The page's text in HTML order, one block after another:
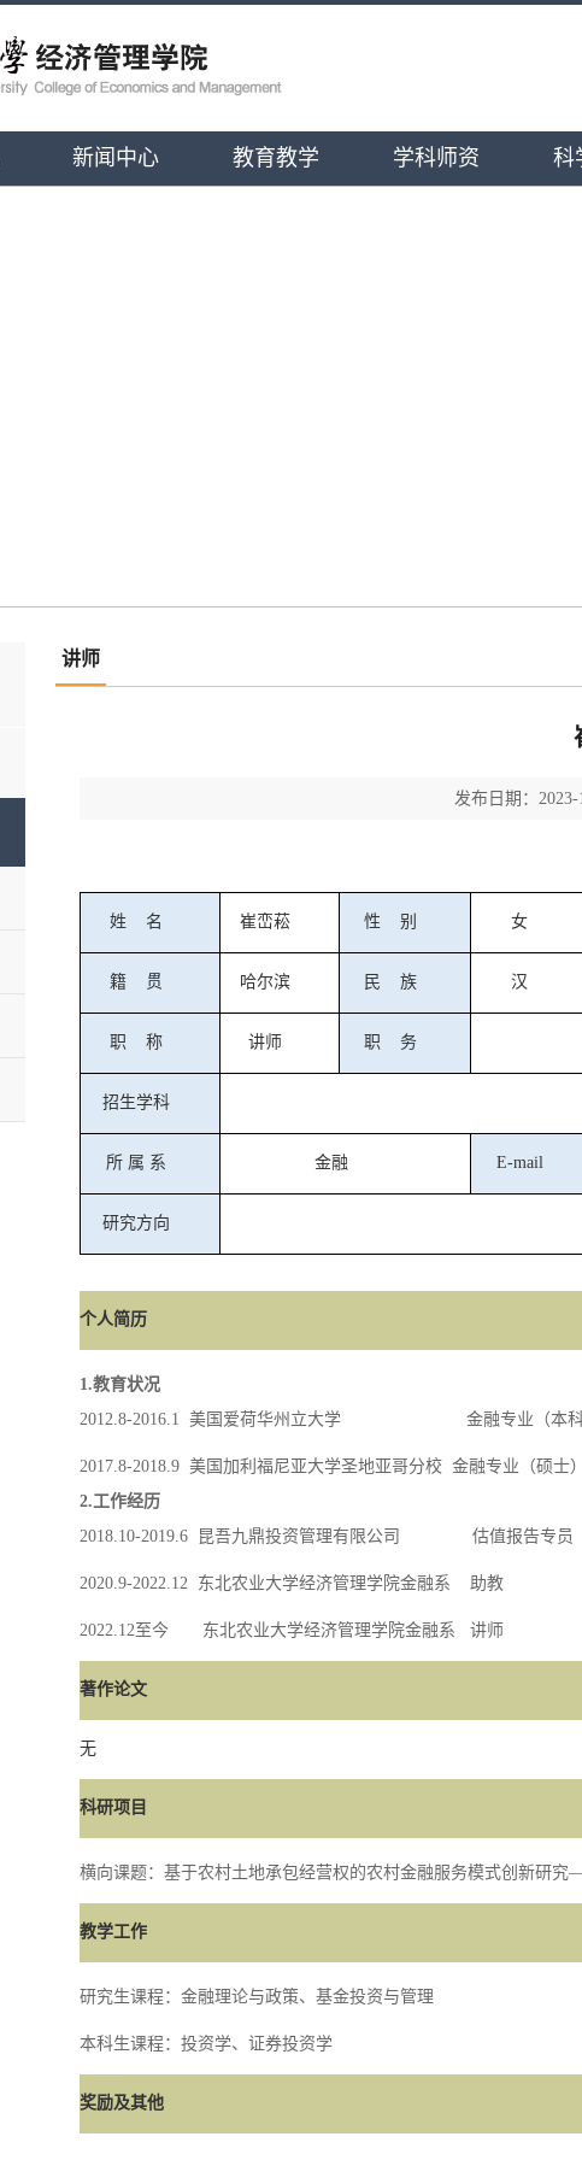
新闻中心 教育教学 学科师资 科
讲师
发布日期：
姓 名 崔峦菘 性 别 女
籍 贯 哈尔滨 民 族 汉
职 称 讲师 职 务
招生学科
所 属 系 金融 E-mail
研究方向
个人简历
1.教育状况
2012.8-2016.1 美国爱荷华州立大学 金融专业（本科
2017.8-2018.9 美国加利福尼亚大学圣地亚哥分校 金融专业（硕士）
2.工作经历
2018.10-2019.6
昆吾九鼎投资管理有限公司 估值报告专员
2020.9-2022.12 东北农业大学经济管理学院金融系 助教
2022.12至今 东北农业大学经济管理学院金融系 讲师
著作论文
无
科研项目
横向课题：基于农村土地承包经营权的农村金融服务模式创新研究
教学工作
研究生课程：金融理论与政策、基金投资与管理
本科生课程：投资学、证券投资学
奖励及其他